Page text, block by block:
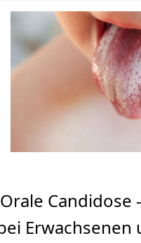
Orale Candidose
Erwachsenen